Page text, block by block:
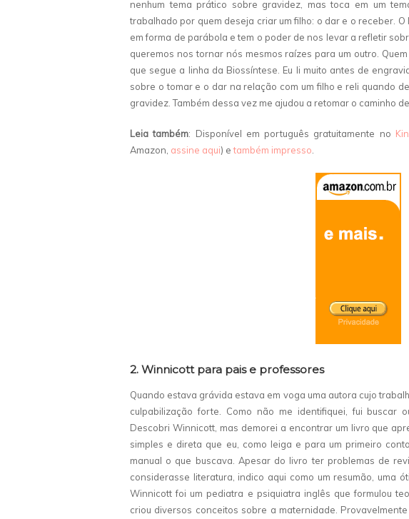
nenhum tema prático sobre gravidez, mas toca em um
trabalhado por quem deseja criar um filho: o dar e o receber.
em forma de parábola e tem o poder de nos levar a refletir
queremos nos tornar nós mesmos raízes para um outro.
que segue a linha da Biossíntese. Eu li muito antes de
sobre o tomar e o dar na relação com um filho e reli quando
gravidez. Também dessa vez me ajudou a retomar o caminho
Leia também: Disponível em português gratuitamente no
Amazon, assine aqui) etambém impresso
2. Winnicott para pais e professores
Quando estava grávida estava em voga uma autora cujo
culpabilização forte. Como não me identifiquei, fui buscar
Descobri Winnicott, mas demorei a encontrar um livro que
simples e direta que eu, como leiga e para um primeiro
manual o que buscava. Apesar do livro ter problemas de
considerasse literatura, indico aqui como um resumão, uma
Winnicott foi um pediatra e psiquiatra inglês que formulou
criou diversos conceitos sobre a maternidade.